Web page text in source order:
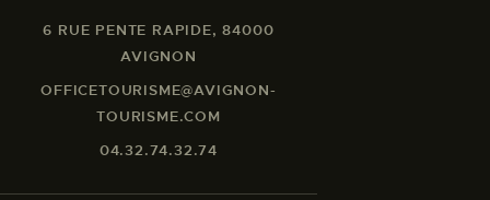
6 RUE PENTE RAPIDE, 84000
AVIGNON
OFFICETOURISME@AVIGNON-
TOURISME.COM
04.32.74.32.74